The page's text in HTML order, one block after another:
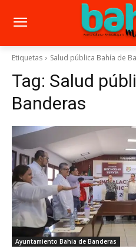
Etiquetas Salud pública Bahía de
Tag: Salud
Banderas
Ayuntamiento Bahia de Banderas